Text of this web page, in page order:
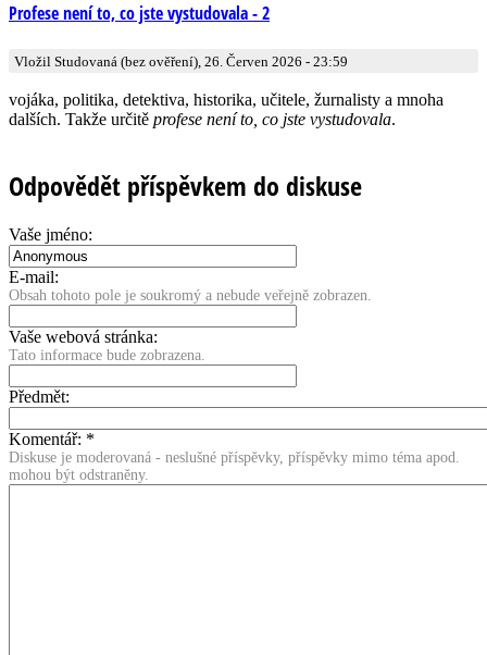
Profese není to, co jste vystudovala - 2
Vložil Studovaná (bez ověření), 26. Červen 2026 - 23:59
vojáka, politika, detektiva, historika, učitele, žurnalisty a mnoha
dalších. Takže určitě profese není to, co jste vystudovala.
Odpovědět příspěvkem do diskuse
Vaše jméno:
E-mail:
Obsah tohoto pole je soukromý a nebude veřejně zobrazen.
Vaše webová stránka:
Tato informace bude zobrazena.
Předmět:
Komentář: *
Diskuse je moderovaná - neslušné příspěvky, příspěvky mimo téma apod.
mohou být odstraněny.